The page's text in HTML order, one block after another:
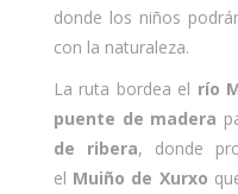
donde los niños
con la naturaleza.
La ruta bordea el río
puente de madera
de ribera, donde
el Muiño de Xurxo